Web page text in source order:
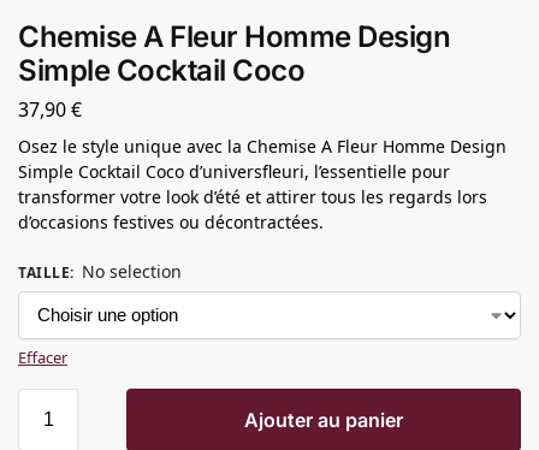
Chemise A Fleur Homme Design
Simple Cocktail Coco
37,90€
Osez le style unique avec la Chemise A Fleur Homme Design
Simple Cocktail Coco d’universfleuri, l’essentielle pour
transformer votre look d’été et attirer tous les regards lors
d’occasions festives ou décontractées.
TAILLE: No selection
Effacer
Ajouter au panier